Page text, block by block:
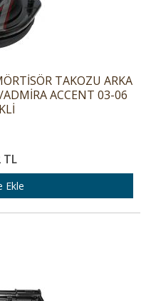
TAKOZU ARKA
ACCENT 03-06
TL
Ekle